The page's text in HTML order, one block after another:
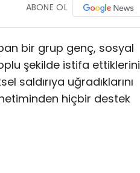
ABONE OL
bir grup genç, sosyal
şekilde istifa ettiklerini
saldırıya uğradıklarını
hiçbir destek